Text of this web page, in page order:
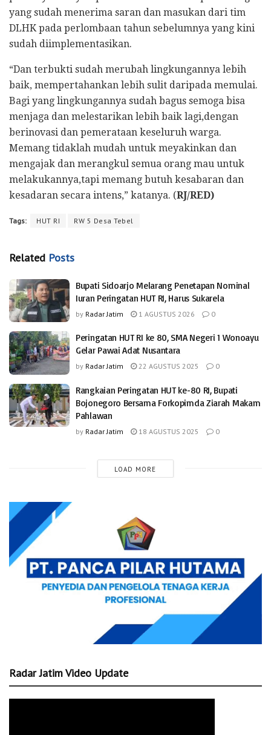
yang sudah menerima saran dan masukan dari tim
DLHK pada perlombaan tahun sebelumnya yang kini
sudah diimplementasikan.
“Dan terbukti sudah merubah lingkungannya lebih
baik, mempertahankan lebih sulit daripada memulai.
Bagi yang lingkungannya sudah bagus semoga bisa
menjaga dan melestarikan lebih baik lagi,dengan
berinovasi dan pemerataan keseluruh warga.
Memang tidaklah mudah untuk meyakinkan dan
mengajak dan merangkul semua orang mau untuk
melakukannya,tapi memang butuh kesabaran dan
kesadaran secara intens,” katanya. (RJ/RED)
Tags: HUT RI RW 5 Desa Tebel
Related Posts
Bupati Sidoarjo Melarang Penetapan Nominal
Iuran Peringatan HUT RI, Harus Sukarela
by Radar Jatim 1 AGUSTUS 2026 0
Peringatan HUT RI ke 80, SMA Negeri 1 Wonoayu
Gelar Pawai Adat Nusantara
by Radar Jatim 22 AGUSTUS 2025 0
Rangkaian Peringatan HUT ke-80 RI, Bupati
Bojonegoro Bersama Forkopimda Ziarah Makam
Pahlawan
by Radar Jatim 18 AGUSTUS 2025 0
LOAD MORE
Radar Jatim Video Update